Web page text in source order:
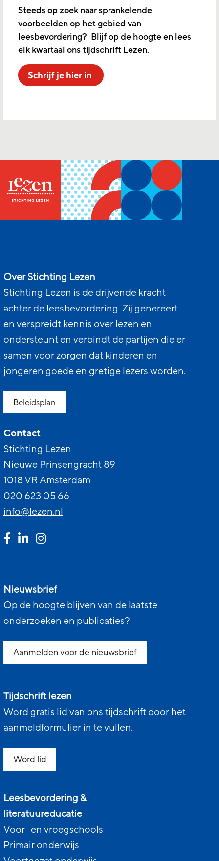
Steeds op zoek naar sprankelende
voorbeelden op het gebied van
leesbevordering? Blijf op de hoogte en lees
elk kwartaal ons tijdschrift Lezen.
Schrijf je hier in
Over Stichting Lezen
Stichting Lezen is de drijvende kracht
achter de leesbevordering. Zij genereert
en verspreidt kennis over lezen en
ondersteunt en verbindt de partijen die er
samen voor zorgen dat kinderen en
jongeren goede en gretige lezers worden.
Beleidsplan
Contact
Stichting Lezen
Nieuwe Prinsengracht 89
1018 VR Amsterdam
020 623 05 66
info@lezen.nl
Nieuwsbrief
Op de hoogte blijven van de laatste
onderzoeken en publicaties?
Aanmelden voor de nieuwsbrief
Tijdschrift lezen
Word gratis lid van ons tijdschrift door het
aanmeldformulier in te vullen.
Word lid
Leesbevordering &
literatuureducatie
Voor- en vroegschools
Primair onderwijs